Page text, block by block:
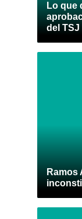
Lo que
del TSJ
Ramos